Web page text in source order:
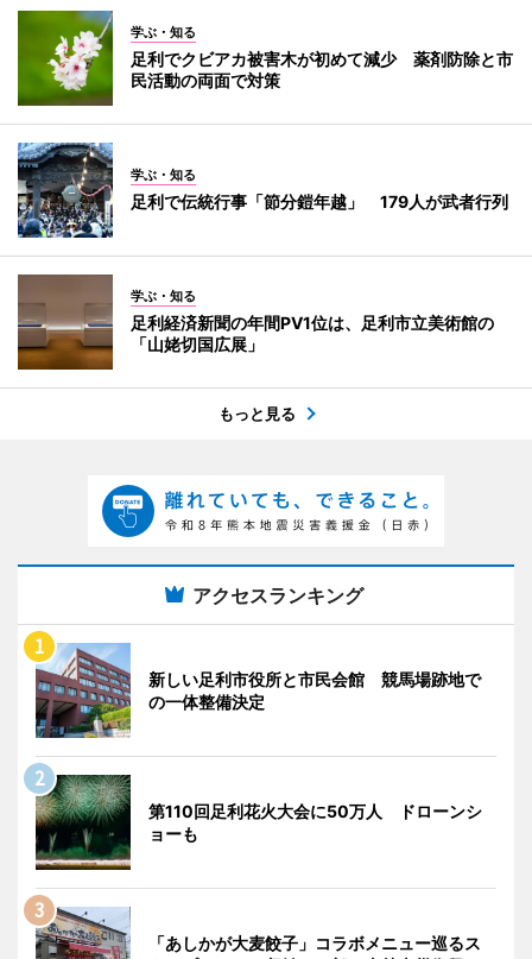
学ぶ・知る
足利でクビアカ被害木が初めて減少 薬剤防除と市
民活動の両面で対策
学ぶ・知る
足利で伝統行事「節分鎧年越」 179人が武者行列
学ぶ・知る
足利経済新聞の年間PV1位は、足利市立美術館の
「山姥切国広展」
もっと見る
アクセスランキング
新しい足利市役所と市民会館 競馬場跡地で
の一体整備決定
第110回足利花火大会に50万人 ドローンシ
ョーも
「あしかが大麦餃子」コラボメニュー巡るス